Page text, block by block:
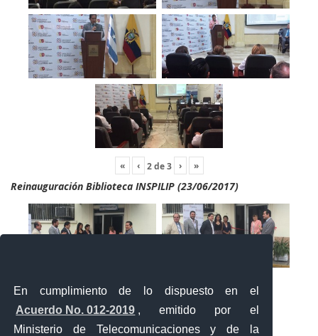
En cumplimiento de lo dispuesto en el
Acuerdo No. 012-2019 , emitido por el
Ministerio de Telecomunicaciones y de la
« ‹ 2de3 › »
Reinauguración Biblioteca INSPILIP (23/06/2017)